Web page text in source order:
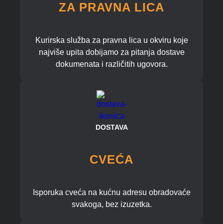
ZA PRAVNA LICA
Kurirska služba za pravna lica u okviru koje
najviše upita dobijamo za pitanja dostave
dokumenata i različitih ugovora.
DOSTAVA
CVEĆA
Isporuka cveća na kućnu adresu obradovaće
svakoga, bez izuzetka.